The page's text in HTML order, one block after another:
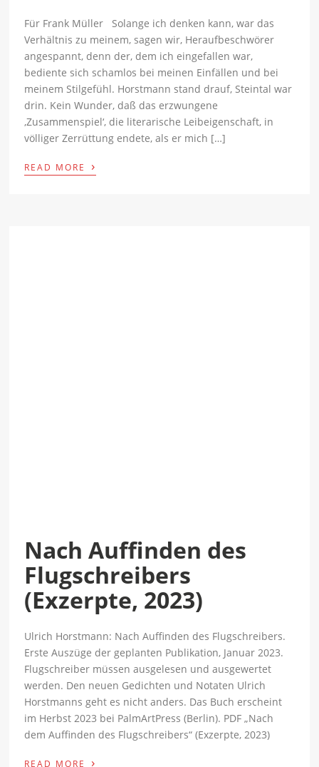
Für Frank Müller Solange ich denken kann, war das
Verhältnis zu meinem, sagen wir, Heraufbeschwörer
angespannt, denn der, dem ich eingefallen war,
bediente sich schamlos bei meinen Einfällen und bei
meinem Stilgefühl. Horstmann stand drauf, Steintal war
drin. Kein Wunder, daß das erzwungene
‚Zusammenspiel‘, die literarische Leibeigenschaft, in
völliger Zerrüttung endete, als er mich […]
READ MORE ›
Nach Auffinden des
Flugschreibers
(Exzerpte, 2023)
Ulrich Horstmann: Nach Auffinden des Flugschreibers.
Erste Auszüge der geplanten Publikation, Januar 2023.
Flugschreiber müssen ausgelesen und ausgewertet
werden. Den neuen Gedichten und Notaten Ulrich
Horstmanns geht es nicht anders. Das Buch erscheint
im Herbst 2023 bei PalmArtPress (Berlin). PDF „Nach
dem Auffinden des Flugschreibers“ (Exzerpte, 2023)
READ MORE ›